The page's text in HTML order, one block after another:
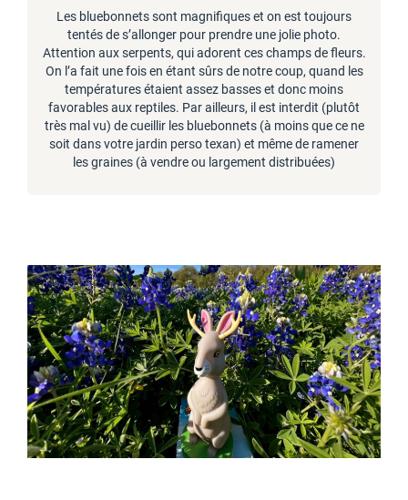
Les bluebonnets sont magnifiques et on est toujours
tentés de s’allonger pour prendre une jolie photo.
Attention aux serpents, qui adorent ces champs de fleurs.
On l’a fait une fois en étant sûrs de notre coup, quand les
températures étaient assez basses et donc moins
favorables aux reptiles. Par ailleurs, il est interdit (plutôt
très mal vu) de cueillir les bluebonnets (à moins que ce ne
soit dans votre jardin perso texan) et même de ramener
les graines (à vendre ou largement distribuées)